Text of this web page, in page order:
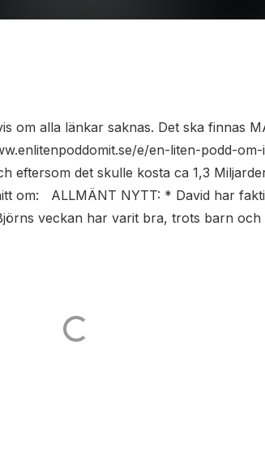
om alla länkar saknas. Det ska finnas
e/en-liten-podd-
eftersom det skulle kosta ca 1,3
om: ALLMÄNT NYTT: * David har
veckan har varit bra, trots barn och